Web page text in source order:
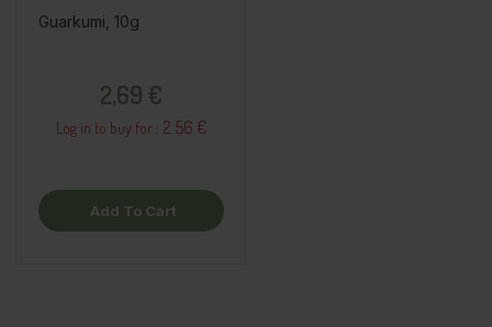
Guarkumi, 10g
2,69 €
Log in to buy for : 2.56 €
Add To Cart